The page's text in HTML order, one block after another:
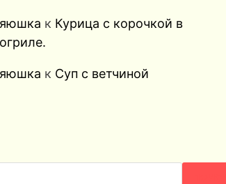
к Курица с корочкой в
к Суп с ветчиной